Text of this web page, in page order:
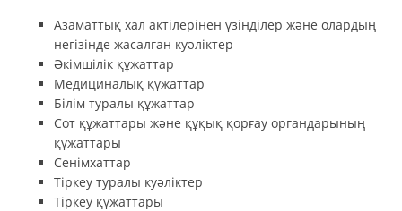
Азаматтық хал актілерінен үзінділер және олардың
негізінде жасалған куәліктер
Әкімшілік құжаттар
Медициналық құжаттар
Білім туралы құжаттар
Сот құжаттары және құқық қорғау органдарының
құжаттары
Сенімхаттар
Тіркеу туралы куәліктер
Тіркеу құжаттары